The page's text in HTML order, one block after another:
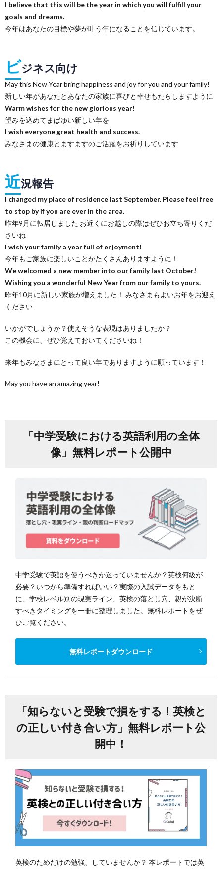
I believe that this will be the year in which you will fulfill your
goals and dreams.
今年はあなたの目標や夢が叶う年になることを信じています。
ビジネス向け
May this New Year bring happiness and joy for you and your family!
新しい年があなたとあなたの家族に喜びと幸せもたらしますように
Warm wishes for the new glorious year!
望みを込めてまばゆい新しい年を
I wish everyone great health and success.
みなさまの健康とますますのご活躍をお祈りしています
近況報告
I changed my place of residence last September. Please feel free
to stop by if you are ever in the area.
昨年9月に転居しました お近くにお越しの際はぜひお立ち寄りくだ
さいね
I wish your family a year full of enjoyment!
今年もご家族に楽しいことがたくさんありますように！
We welcomed a new member into our family last October!
Wishing you a wonderful New Year from our family to yours.
昨年10月に新しい家族が増えました！ みなさまもよいお年をお迎え
ください
いかがでしょうか？使えそうな表現はありましたか？
この機会に、ぜひ覚えておいてくださいね！
来年もみなさまにとって良い年でありますように願っています！
May you have an amazing year!
「中学受験における英語利用の全体
像」無料レポート公開中
中学受験で英語を使うべきか迷っていませんか？英検何級が
必要？いつから準備すればいい？実際の入試データをもと
に、学校レベル別の現実ライン、英検の落とし穴、親が決断
すべきタイミングを一冊に整理しました。無料レポートをぜ
ひご覧ください。
無料レポートダウンロード
「知らないと受験で損をする！英検と
の正しい付き合い方」無料レポート公
開中！
英検のためだけの勉強、していませんか？ 本レポートでは英